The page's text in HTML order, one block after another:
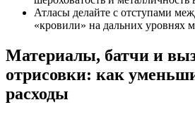
Атласы делайте с отступами
«кровили» на дальних уровнях
Материалы, батчи и
отрисовки: как
расходы